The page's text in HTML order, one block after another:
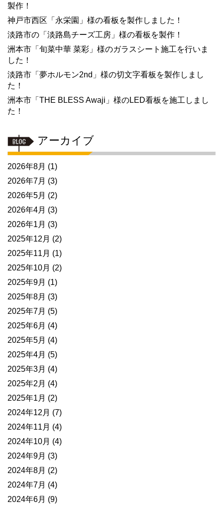
製作！
神戸市西区「永栄園」様の看板を製作しました！
淡路市の「淡路島チーズ工房」様の看板を製作！
洲本市「旬菜中華 菜彩」様のガラスシート施工を行いま
した！
淡路市「夢ホルモン2nd」様の切文字看板を製作しまし
た！
洲本市「THE BLESS Awaji」様のLED看板を施工しまし
た！
アーカイブ
2026年8月 (1)
2026年7月 (3)
2026年5月 (2)
2026年4月 (3)
2026年1月 (3)
2025年12月 (2)
2025年11月 (1)
2025年10月 (2)
2025年9月 (1)
2025年8月 (3)
2025年7月 (5)
2025年6月 (4)
2025年5月 (4)
2025年4月 (5)
2025年3月 (4)
2025年2月 (4)
2025年1月 (2)
2024年12月 (7)
2024年11月 (4)
2024年10月 (4)
2024年9月 (3)
2024年8月 (2)
2024年7月 (4)
2024年6月 (9)